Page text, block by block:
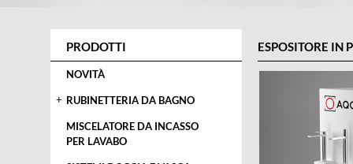
PRODOTTI
NOVITÀ
+ RUBINETTERIA DA BAGNO
MISCELATORE DA INCASSO
PER LAVABO
ESPOSITORE IN